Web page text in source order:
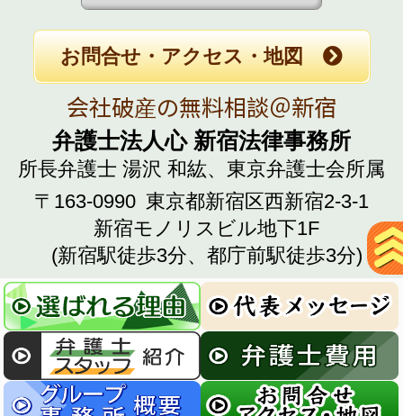
お問合せ・アクセス・地図
会社破産の無料相談＠新宿
弁護士法人心 新宿法律事務所
所長弁護士 湯沢 和紘、 東京弁護士会所属
〒163-0990 東京都新宿区西新宿2-3-1
新宿モノリスビル地下1F
(新宿駅徒歩3分、都庁前駅徒歩3分)